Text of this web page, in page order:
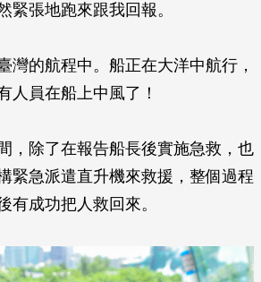
緊張地跑來跟我回報。
灣的航程中。船正在大洋中航行，
人員在船上中風了！
，除了在報告船長後實施急救，也
緊急派遣直升機來救援，整個過程
有成功把人救回來。